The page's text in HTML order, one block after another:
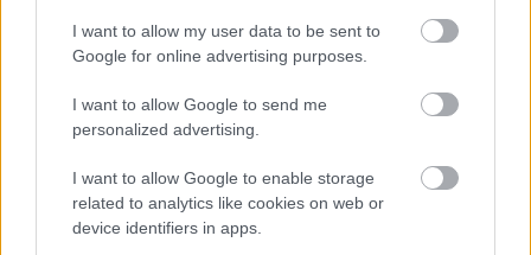
I want to allow my user data to be sent to
Google for online advertising purposes.
I want to allow Google to send me
personalized advertising.
I want to allow Google to enable storage
related to analytics like cookies on web or
device identifiers in apps.
ευρωπαϊκό ραντεβού του
Παναθηναϊκού με την
ΗΛΙΑΣ ΠΑΠΑΪΩΑΝΝΟΥ
08/03/2026
Αναγνώριση και σεβασμός